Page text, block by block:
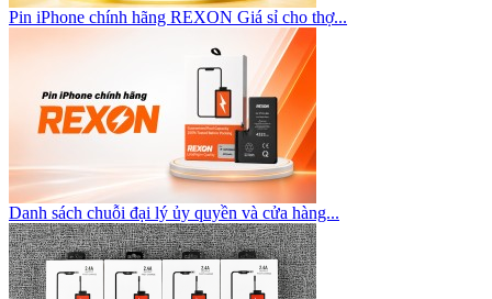
Pin iPhone chính hãng REXON Giá sỉ cho thợ...
Danh sách chuỗi đại lý ủy quyền và cửa hàng...